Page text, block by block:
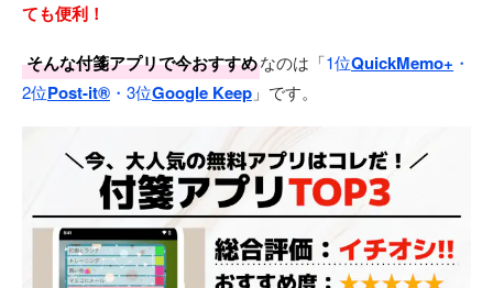
ても便利！
そんな付箋アプリで今おすすめなのは「1位QuickMemo+ ・
2位Post-it® ・3位Google Keep 」です。